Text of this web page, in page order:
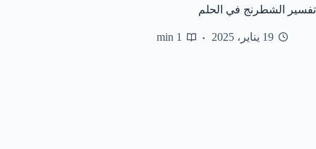
تفسير الشطرنج في الحلم
19 يناير، 2025 1 min